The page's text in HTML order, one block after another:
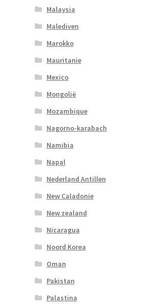
Malaysia
Malediven
Marokko
Mauritanie
Mexico
Mongolië
Mozambique
Nagorno-karabach
Namibia
Napal
Nederland Antillen
New Caladonie
New zealand
Nicaragua
Noord Korea
Oman
Pakistan
Palastina